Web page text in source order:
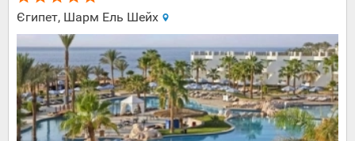
Єгипет, Шарм Ель Шейх